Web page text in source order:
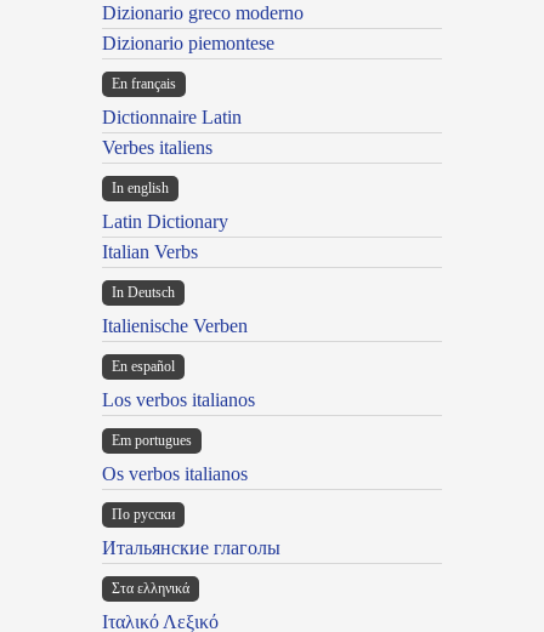
Dizionario greco moderno
Dizionario piemontese
En français
Dictionnaire Latin
Verbes italiens
In english
Latin Dictionary
Italian Verbs
In Deutsch
Italienische Verben
En español
Los verbos italianos
Em portugues
Os verbos italianos
По русски
Итальянские глаголы
Στα ελληνικά
Ιταλικό Λεξικό